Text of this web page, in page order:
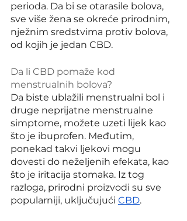
perioda. Da bi se otarasile bolova,
sve više žena se okreće prirodnim,
nježnim sredstvima protiv bolova,
od kojih je jedan CBD.
Da li CBD pomaže kod
menstrualnih bolova?
Da biste ublažili menstrualni bol i
druge neprijatne menstrualne
simptome, možete uzeti lijek kao
što je ibuprofen. Međutim,
ponekad takvi ljekovi mogu
dovesti do neželjenih efekata, kao
što je iritacija stomaka. Iz tog
razloga, prirodni proizvodi su sve
popularniji, uključujući CBD.